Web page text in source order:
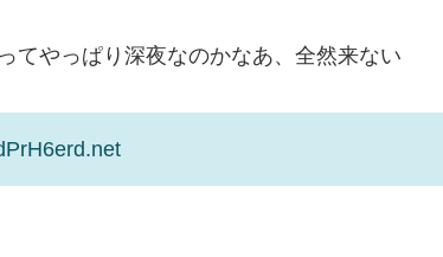
てやっぱり深夜なのかなあ、全然来ない